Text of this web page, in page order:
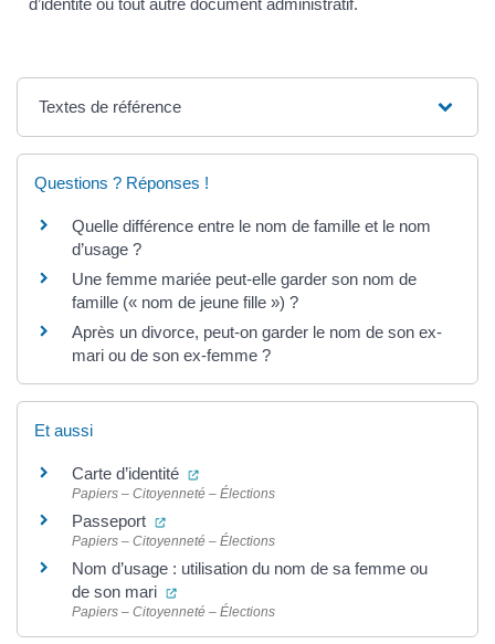
d’identité ou tout autre document administratif.
Textes de référence
Questions ? Réponses !
Quelle différence entre le nom de famille et le nom
d’usage ?
Une femme mariée peut-elle garder son nom de
famille (« nom de jeune fille ») ?
Après un divorce, peut-on garder le nom de son ex-
mari ou de son ex-femme ?
Et aussi
Carte d’identité (ouverture dans un nouvel onglet)
Papiers – Citoyenneté – Élections
Passeport (ouverture dans un nouvel onglet)
Papiers – Citoyenneté – Élections
Nom d’usage : utilisation du nom de sa femme ou
de son mari
(ouverture dans un nouvel onglet)
Papiers – Citoyenneté – Élections